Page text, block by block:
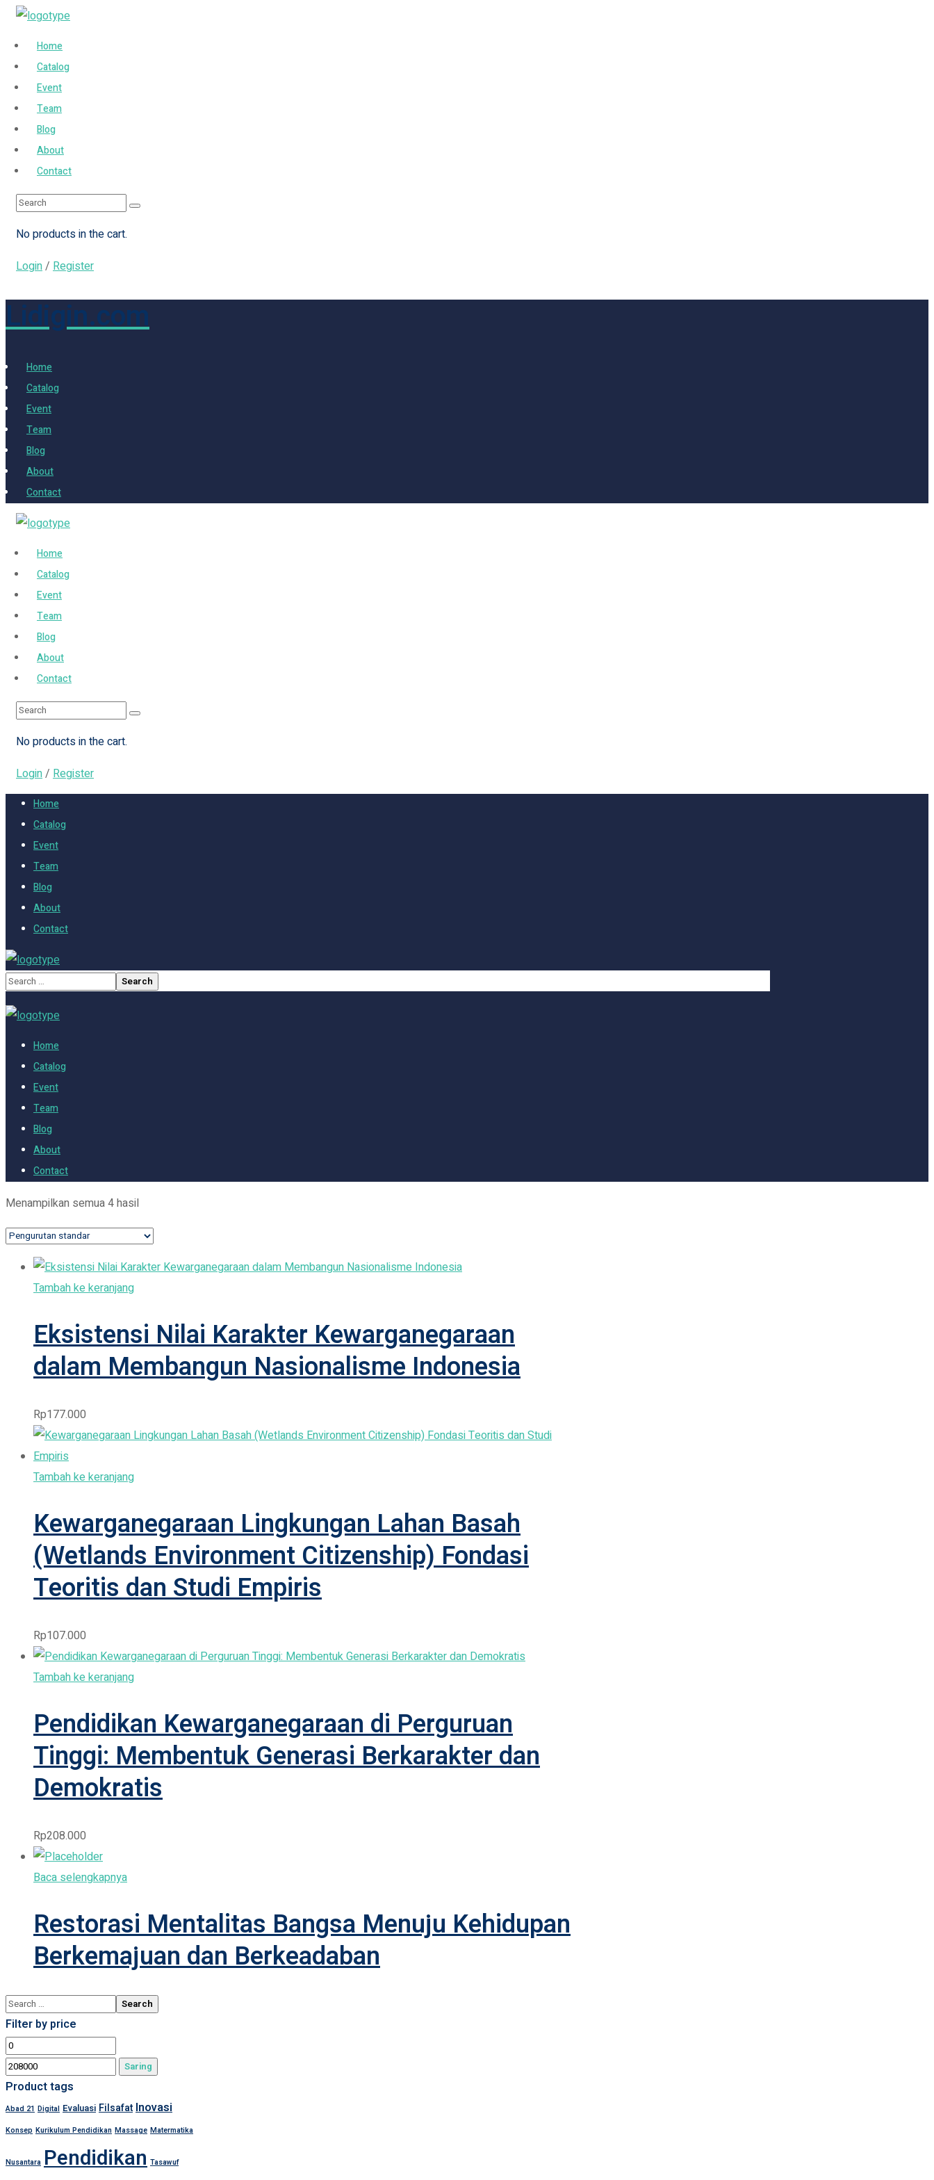
Home
Catalog
Event
Team
Blog
About
Contact
No products in the cart.
Login/ Register
Lidigin.com
Home
Catalog
Event
Team
Blog
About
Contact
Home
Catalog
Event
Team
Blog
About
Contact
No products in the cart.
Login/ Register
Home
Catalog
Event
Team
Blog
About
Contact
Home
Catalog
Event
Team
Blog
About
Contact
Menampilkan semua 4 hasil
Tambah ke keranjang
Eksistensi Nilai Karakter Kewarganegaraan
dalam Membangun Nasionalisme Indonesia
Rp177.000
Tambah ke keranjang
Kewarganegaraan Lingkungan Lahan Basah
(Wetlands Environment Citizenship) Fondasi
Teoritis dan Studi Empiris
Rp107.000
Tambah ke keranjang
Pendidikan Kewarganegaraan di Perguruan
Tinggi: Membentuk Generasi Berkarakter dan
Demokratis
Rp208.000
Baca selengkapnya
Restorasi Mentalitas Bangsa Menuju Kehidupan
Berkemajuan dan Berkeadaban
Filter by price
Harga
terendah
tertinggi
Saring
Product tags
Abad 21 Digital Evaluasi FilsafatInovasi
Konsep Kurikulum Pendidikan Massage Matermatika
Nusantara Pendidikan Tasawuf